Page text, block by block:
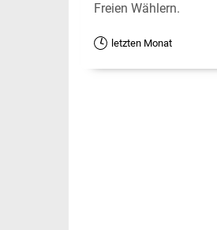
Freien Wählern.
letzten Monat